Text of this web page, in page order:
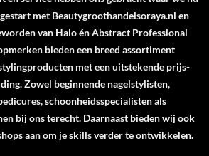
met Beautygroothandelsoraya.nl en
van HaloénAbstract Professional
bieden een breed assortiment
met een uitstekende prijs-
Zowel beginnende nagelstylisten,
schoonheidsspecialisten als
bij ons terecht. Daarnaast bieden wij ook
aan om je skills verder te ontwikkelen.